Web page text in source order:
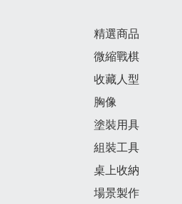
精選商品
微縮戰棋
收藏人型
胸像
塗裝用具
組裝工具
桌上收納
場景製作